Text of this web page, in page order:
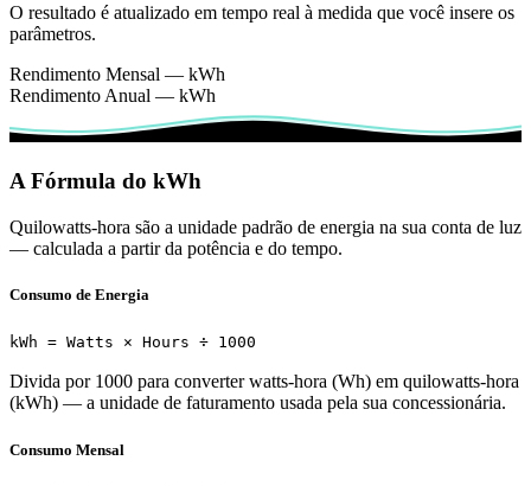
O resultado é atualizado em tempo real à medida que você insere os
parâmetros.
Rendimento Mensal — kWh
Rendimento Anual — kWh
A Fórmula do kWh
Quilowatts-hora são a unidade padrão de energia na sua conta de luz
— calculada a partir da potência e do tempo.
Consumo de Energia
kWh = Watts × Hours ÷ 1000
Divida por 1000 para converter watts-hora (Wh) em quilowatts-hora
(kWh) — a unidade de faturamento usada pela sua concessionária.
Consumo Mensal